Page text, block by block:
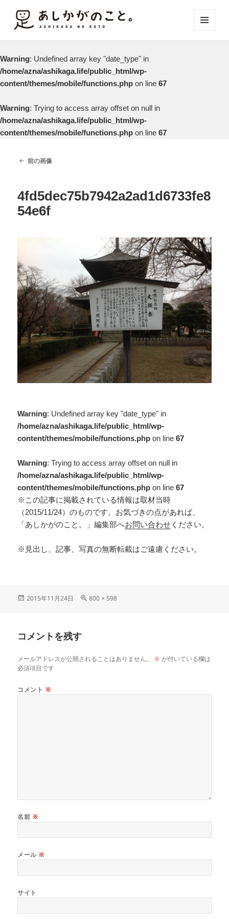
Warning: Undefined array key "date_type" in
/home/azna/ashikaga.life/public_html/wp-
content/themes/mobile/functions.php on line 67
Warning: Trying to access array offset on null in
/home/azna/ashikaga.life/public_html/wp-
content/themes/mobile/functions.php on line 67
前の画像
4fd5dec75b7942a2ad1d6733fe8
54e6f
Warning: Undefined array key "date_type" in
/home/azna/ashikaga.life/public_html/wp-
content/themes/mobile/functions.php on line67
Warning: Trying to access array offset on null in
/home/azna/ashikaga.life/public_html/wp-
content/themes/mobile/functions.php on line67
※この記事に掲載されている情報は取材当時
（2015/11/24）のものです。お気づきの点があれば、
「あしかがのこと。」編集部へお問い合わせ ください。
※見出し、記事、写真の無断転載はご遠慮ください。
2015年11月24日 800 × 598
コメントを残す
メールアドレスが公開されることはありません。 ※ が付いている欄は
必須項目です
コメント ※
名前 ※
メール ※
サイト